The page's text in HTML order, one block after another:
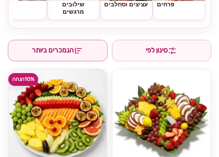
פרחים עציצים וסחלבים
שילובים
מרגשים
סינון לפי הנמכרים ביותר
10%הנחה